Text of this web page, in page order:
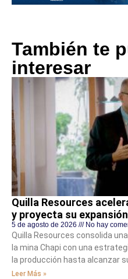
También te
interesar
Quilla Resources
y proyecta su
5 de agosto de 2026 No hay
Quilla Resources consolida
la mina Chapi con una
la producción hasta alcanzar
Leer Más »